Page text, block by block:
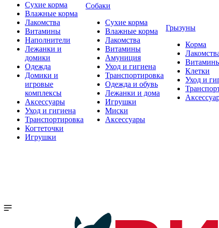
Сухие корма
Влажные корма
Лакомства
Витамины
Наполнители
Лежанки и
домики
Одежда
Домики и
игровые
комплексы
Аксессуары
Уход и гигиена
Транспортировка
Когтеточки
Игрушки
Собаки
Сухие корма
Влажные корма
Лакомства
Витамины
Амуниция
Уход и гигиена
Транспортировка
Одежда и обувь
Лежанки и дома
Игрушки
Миски
Аксессуары
Грызуны
Корма
Клетки
Уход и